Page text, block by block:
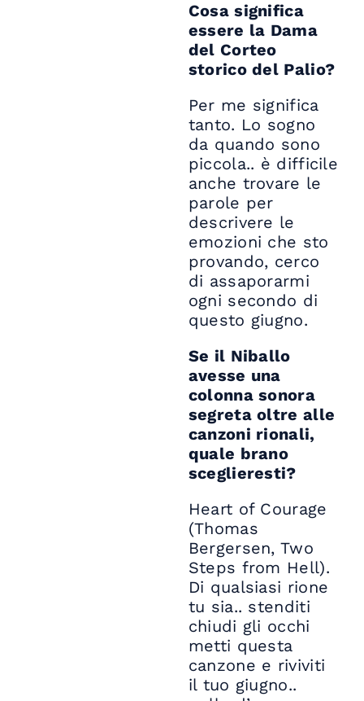
Cosa significa
essere la Dama
del Corteo
storico del Palio?
Per me significa
tanto. Lo sogno
da quando sono
piccola.. è difficile
anche trovare le
parole per
descrivere le
emozioni che sto
provando, cerco
di assaporarmi
ogni secondo di
questo giugno.
Se il Niballo
avesse una
colonna sonora
segreta oltre alle
canzoni rionali,
quale brano
sceglieresti?
Heart of Courage
(Thomas
Bergersen, Two
Steps from Hell).
Di qualsiasi rione
tu sia.. stenditi
chiudi gli occhi
metti questa
canzone e riviviti
il tuo giugno..